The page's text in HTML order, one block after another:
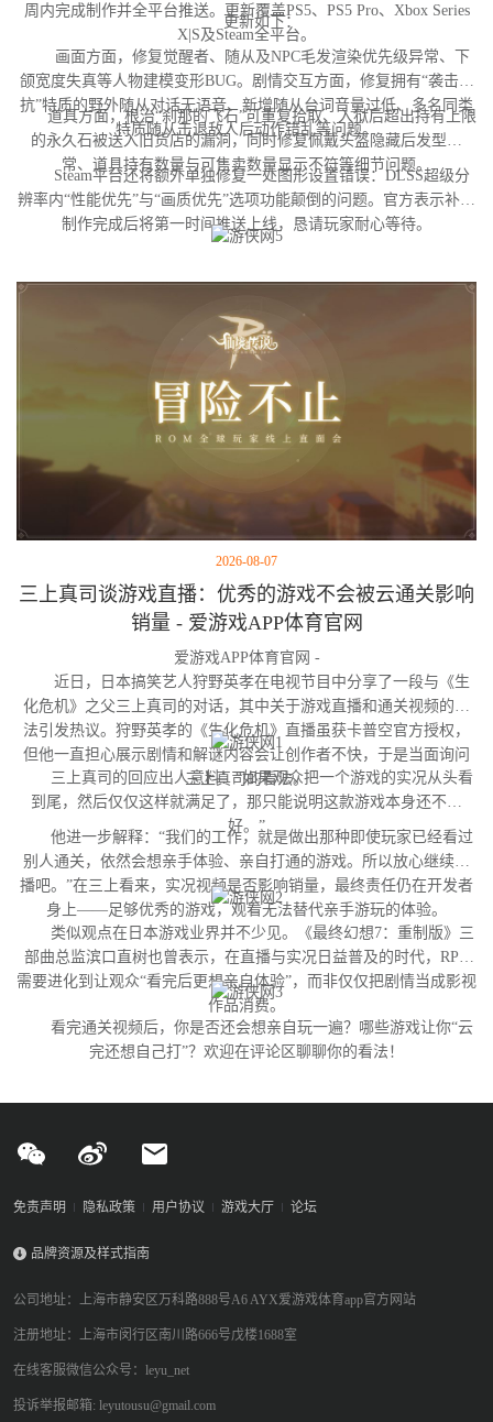
周内完成制作并全平台推送。更新覆盖PS5、PS5 Pro、Xbox Series
X|S及Steam全平台。
更新如下：
画面方面，修复觉醒者、随从及NPC毛发渲染优先级异常、下
颌宽度失真等人物建模变形BUG。剧情交互方面，修复拥有“袭击对
抗”特质的野外随从对话无语音、新增随从台词音量过低、多名同类
特质随从击退敌人后动作错乱等问题。
道具方面，根治“刹那的飞石”可重复拾取、入狱后超出持有上限
的永久石被送入旧货店的漏洞，同时修复佩戴头盔隐藏后发型异
常、道具持有数量与可售卖数量显示不符等细节问题。
Steam平台还将额外单独修复一处图形设置错误：DLSS超级分
辨率内“性能优先”与“画质优先”选项功能颠倒的问题。官方表示补丁
制作完成后将第一时间推送上线，恳请玩家耐心等待。
2026-08-07
三上真司谈游戏直播：优秀的游戏不会被云通关影响
销量 - 爱游戏APP体育官网
爱游戏APP体育官网 -
近日，日本搞笑艺人狩野英孝在电视节目中分享了一段与《生
化危机》之父三上真司的对话，其中关于游戏直播和通关视频的看
法引发热议。狩野英孝的《生化危机》直播虽获卡普空官方授权，
但他一直担心展示剧情和解谜内容会让创作者不快，于是当面询问
三上真司的看法。
三上真司的回应出人意料：“如果观众把一个游戏的实况从头看
到尾，然后仅仅这样就满足了，那只能说明这款游戏本身还不够
好。”
他进一步解释：“我们的工作，就是做出那种即使玩家已经看过
别人通关，依然会想亲手体验、亲自打通的游戏。所以放心继续直
播吧。”在三上看来，实况视频是否影响销量，最终责任仍在开发者
身上——足够优秀的游戏，观看无法替代亲手游玩的体验。
类似观点在日本游戏业界并不少见。《最终幻想7：重制版》三
部曲总监滨口直树也曾表示，在直播与实况日益普及的时代，RPG
需要进化到让观众“看完后更想亲自体验”，而非仅仅把剧情当成影视
作品消费。
看完通关视频后，你是否还会想亲自玩一遍？哪些游戏让你“云
完还想自己打”？欢迎在评论区聊聊你的看法！
免责声明 隐私政策 用户协议 游戏大厅 论坛
品牌资源及样式指南
公司地址：上海市静安区万科路888号A6 AYX爱游戏体育app官方网站
注册地址：上海市闵行区南川路666号戊楼1688室
在线客服微信公众号：leyu_net
投诉举报邮箱: leyutousu@gmail.com